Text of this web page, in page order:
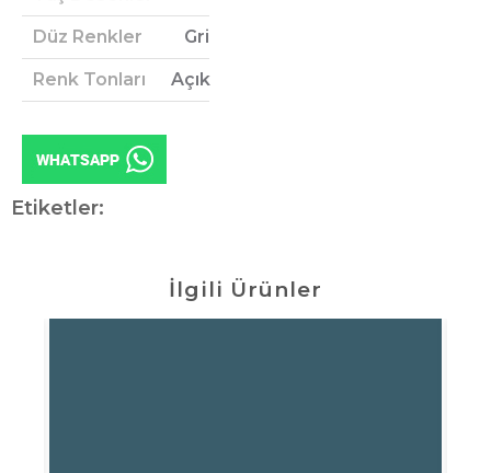
Düz Renkler Gri
Renk Tonları Açık
Etiketler:
İlgili Ürünler